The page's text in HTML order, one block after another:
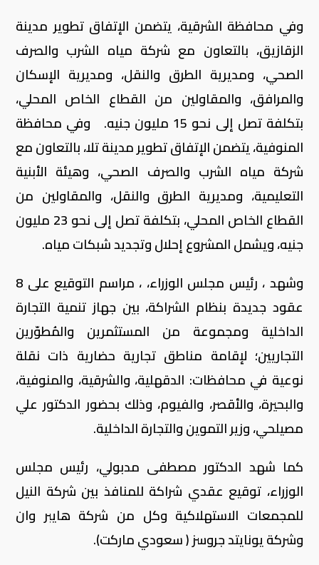
وفي محافظة الشرقية، يتضمن الإتفاق تطوير مدينة
الزقازيق، بالتعاون مع شركة مياه الشرب والصرف
الصحي، ومديرية الطرق والنقل، ومديرية الإسكان
والمرافق، والمقاولين من القطاع الخاص المحلي،
بتكلفة تصل إلى نحو 15 مليون جنيه. وفي محافظة
المنوفية، يتضمن الإتفاق تطوير مدينة تلا، بالتعاون مع
شركة مياه الشرب والصرف الصحي، وهيئة الأبنية
التعليمية، ومديرية الطرق والنقل، والمقاولين من
القطاع الخاص المحلي، بتكلفة تصل إلى نحو 23 مليون
جنيه، ويشمل المشروع إحلال وتجديد شبكات مياه.
وشهد ، رئيس مجلس الوزراء، ، مراسم التوقيع على 8
عقود جديدة بنظام الشراكة، بين جهاز تنمية التجارة
الداخلية ومجموعة من المستثمرين والمُطوّرين
التجاريين؛ لإقامة مناطق تجارية حضارية ذات نقلة
نوعية في محافظات: الدقهلية، والشرقية، والمنوفية،
والبحيرة، والأقصر، والفيوم، وذلك بحضور الدكتور علي
مصيلحي، وزير التموين والتجارة الداخلية.
كما شهد الدكتور مصطفى مدبولي، رئيس مجلس
الوزراء، توقيع عقدي شراكة للمنافذ بين شركة النيل
للمجمعات الاستهلاكية وكل من شركة هايبر وان
وشركة يونايتد جروسز ( سعودي ماركت).